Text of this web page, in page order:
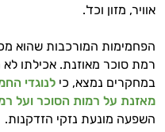
אוויר, מזון וכד'.
הפחמימות המורכבות שהוא
רמת סוכר מאוזנת. אכילתו לא
במחקרים נמצא, כי לנוגדי
מאזנת על רמות הסוכר ועל
השפעה מונעת נזקי הזדקנות.